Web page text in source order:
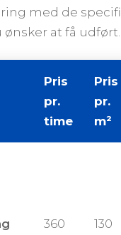
med de
ønsker at få udført.
Pris
pr.
time
Pris
pr.
m²
360
130